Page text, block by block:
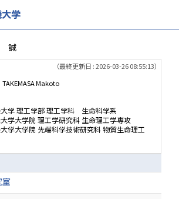
誠
（最終更新日 : 2026-03-26 08:55:13）
TAKEMASA Makoto
学 理工学部 理工学科 生命科学系
学大学院 理工学研究科 生命理工学専攻
学大学院 先端科学技術研究科 物質生命理工